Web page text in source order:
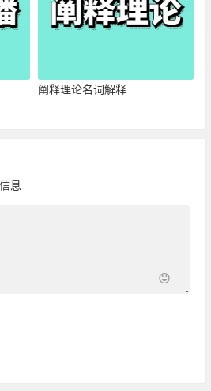
阐释理论名词解释
息